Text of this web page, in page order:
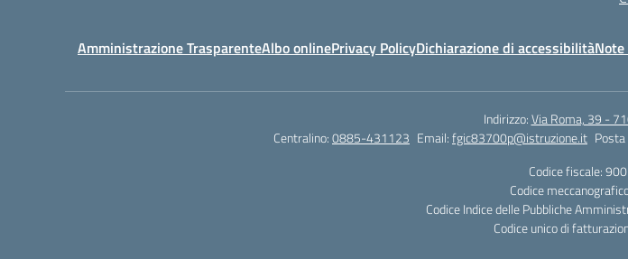
Amministrazione TrasparenteAlbo onlinePrivacy PolicyDichiarazione di accessibilità
Indirizzo:Via Roma, 39 -
Centralino:0885-431123 Email:fgic83700p@istruzione.it
Codice fiscale:
Codice
Codice Indice delle Pubbliche
Codice unico di